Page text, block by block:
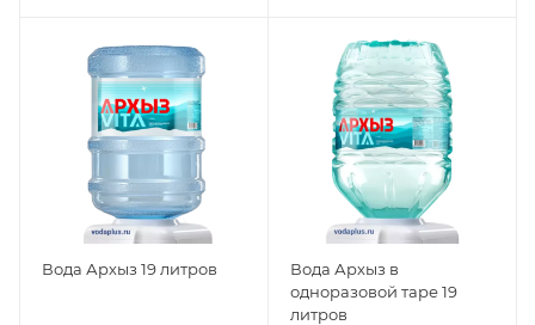
Вода Архыз 19 литров
Вода Архыз в
одноразовой таре 19
литров